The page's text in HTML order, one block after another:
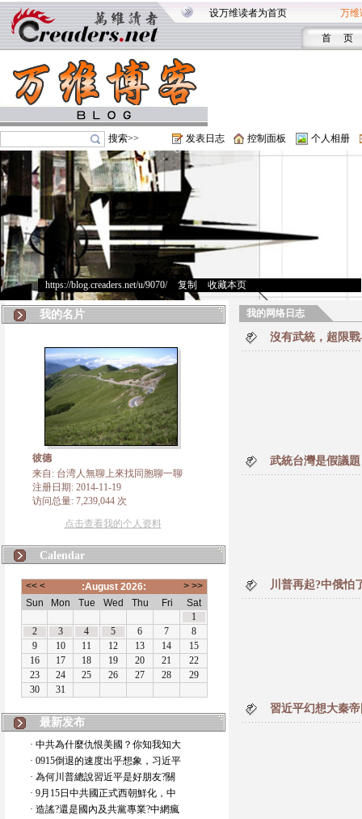
设万维读者为首页 万维
首 页
搜索>> 发表日志 控制面板 个人相册
https://blog.creaders.net/u/9070/> 复制 收藏本页
我的名片
彼德
来自: 台湾人無聊上來找同胞聊一聊
注册日期: 2014-11-19
访问总量: 7,239,044 次
点击查看我的个人资料
Calendar
最新发布
· 中共為什麼仇恨美國？你知我知大
· 0915倒退的速度出乎想象，习近平
· 為何川普總說習近平是好朋友?關
· 9月15日中共國正式西朝鮮化，中
· 造謠?還是國內及共黨專業?中網瘋
我的网络日志
沒有武統，超限
武統台灣是假議
川普再起?中俄怕
習近平幻想大秦